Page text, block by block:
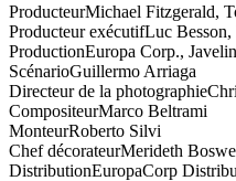
ProducteurMichael Fitzgerald,
Producteur exécutifLuc
ProductionEuropa Corp.,
ScénarioGuillermo Arriaga
Directeur de la photographie
CompositeurMarco Beltrami
MonteurRoberto Silvi
Chef décorateurMerideth
DistributionEuropaCorp